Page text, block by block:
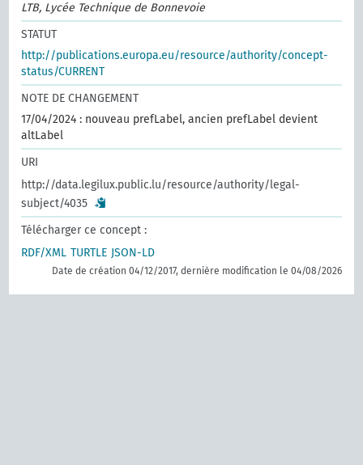
LTB, Lycée Technique de Bonnevoie
STATUT
http://publications.europa.eu/resource/authority/concept-
status/CURRENT
NOTE DE CHANGEMENT
17/04/2024 : nouveau prefLabel, ancien prefLabel devient
altLabel
URI
http://data.legilux.public.lu/resource/authority/legal-
subject/4035
Télécharger ce concept :
RDF/XML TURTLE JSON-LD
Date de création 04/12/2017, dernière modification le 04/08/2026